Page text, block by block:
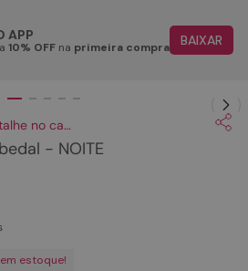
APP
10% OFF na primeira compra BAIXAR
Mule Detalhe no cabedal - NOITE
- NOITE
estoque!